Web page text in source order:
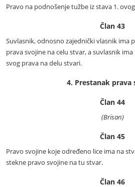
Pravo na podnošenje tužbe iz stava 1.
Član 43
Suvlasnik, odnosno zajednički vlasnik ima
prava svojine na celu stvar, a suvlasnik
svog prava na delu stvari.
4. Prestanak prava
Član 44
(Brisan)
Član 45
Pravo svojine koje određeno lice ima na
stekne pravo svojine na tu stvar.
Član 46